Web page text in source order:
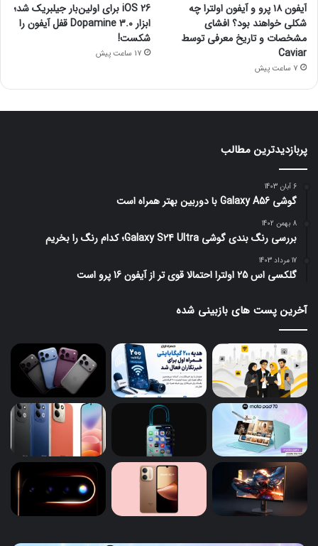
آیفون ۱۸ پرو و آیفون اولترا چه
شکلی خواهند بود؟ افشای
مشخصات و تاریخ معرفی توسط
Caviar
7 ساعت پیش
iOS 26 برای اولین‌بار جیلبریک شد؛
ابزار Dopamine 3.0 قفل آیفون را
شکست!
17 ساعت پیش
پربازدیدترین مطالب
6 آبان 1403
گوشی Galaxy A56 با دوربین بهتر همراه است
8 بهمن 1402
بررسی رنگ بندی گوشی Galaxy S24 Ultra؛ کدام رنگ را بخریم
17 مرداد 1403
گلکسی اس 25 اولترا احتمالا قوی تر از آیفون 16 پرو است
آخرین پست های بازبینی شده